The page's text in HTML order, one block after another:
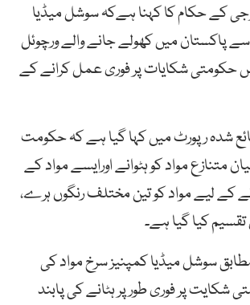
کے حکام کا کہنا ہےکہ سوشل میڈیا
پاکستان میں کھولے جانے والے ورچوئل
مں حکومتی شکایات پر فوری عمل کرانے کے
شدہ رپورٹ میں کہا گیا ہے کہ حکومت
متنازع مواد کو ہٹوانے اورایسے مواد کے
کے لیے مواد کو تین مختلف رنگوں ہرے،
تقسیم کیا گیا ہے۔
سوشل میڈیا کمپنیز سرخ مواد کی
شکایت پر فوری طور پر ہٹانے کی پابند